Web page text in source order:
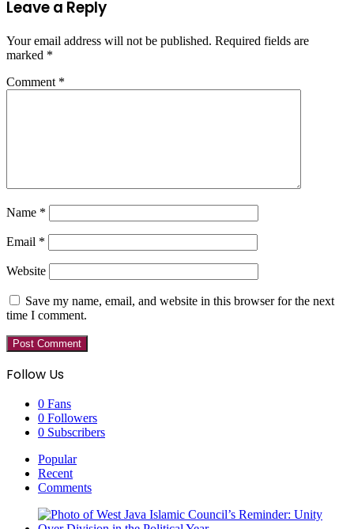
Leave a Reply
Your email address will not be published. Required fields are
marked *
Comment *
Name *
Email *
Website
Save my name, email, and website in this browser for the next
time I comment.
Follow Us
0 Fans
0 Followers
0 Subscribers
Popular
Recent
Comments